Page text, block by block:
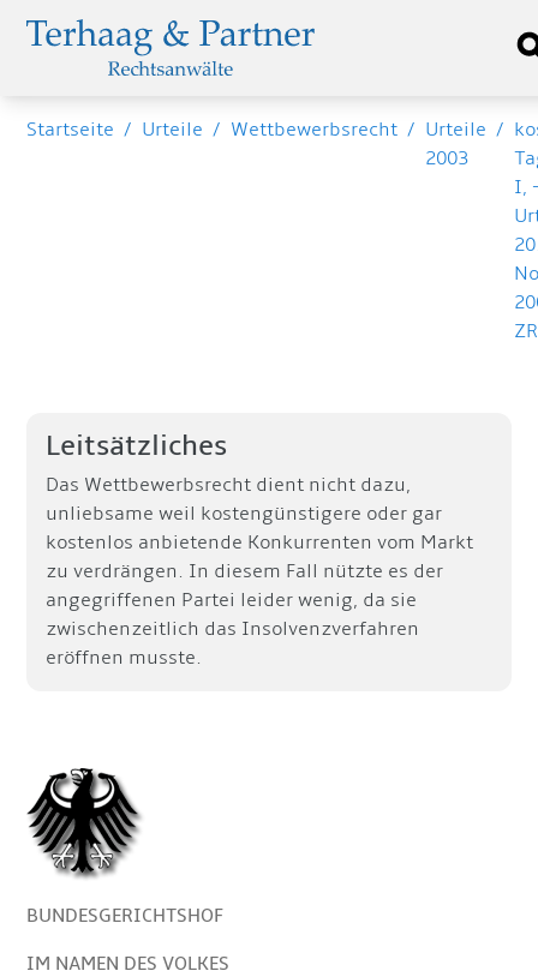
Startseite / Urteile / Wettbewerbsrecht / Urteile
2003
/
I,
Leitsätzliches
Das Wettbewerbsrecht dient nicht dazu,
unliebsame weil kostengünstigere oder gar
kostenlos anbietende Konkurrenten vom Markt
zu verdrängen. In diesem Fall nützte es der
angegriffenen Partei leider wenig, da sie
zwischenzeitlich das Insolvenzverfahren
eröffnen musste.
BUNDESGERICHTSHOF
IM NAMEN DES VOLKES